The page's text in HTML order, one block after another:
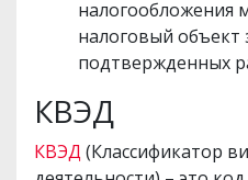
налоговый объект
подтвержденных
КВЭД
КВЭД (Классификатор